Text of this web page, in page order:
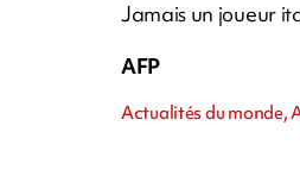
Jamais un joueur
AFP
Actualités du monde,